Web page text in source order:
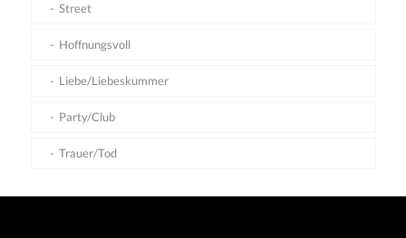
Street
Hoffnungsvoll
Liebe/Liebeskummer
Party/Club
Trauer/Tod